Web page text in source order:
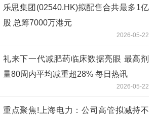
乐思集团(02540.HK)拟配售合共最多1亿
股 总筹7000万港元
2026-05-22
礼来下一代减肥药临床数据亮眼 最高剂
量80周内平均减重超28% 每日热讯
2026-05-22
重点聚焦!上海电力：公司高管拟减持不